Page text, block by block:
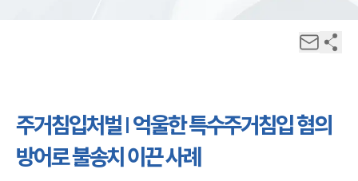
주거침입처벌 | 억울한 특수주거침입 혐의
방어로 불송치 이끈 사례